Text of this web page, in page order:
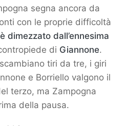
segna ancora da
con le proprie difficoltà
dimezzato dall’ennesima
di Giannone.
tiri da tre, i giri
e Borriello valgono il
terzo, ma Zampogna
della pausa.